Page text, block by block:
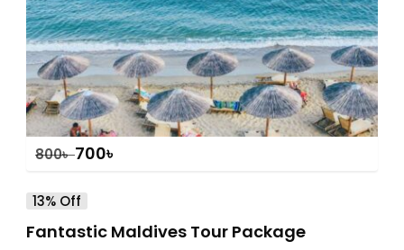
800৳ 700৳
13% Off
Fantastic Maldives Tour Package